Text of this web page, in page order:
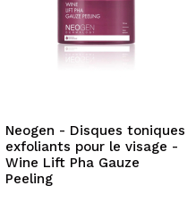
Neogen - Disques toniques
exfoliants pour le visage -
Wine Lift Pha Gauze
Peeling